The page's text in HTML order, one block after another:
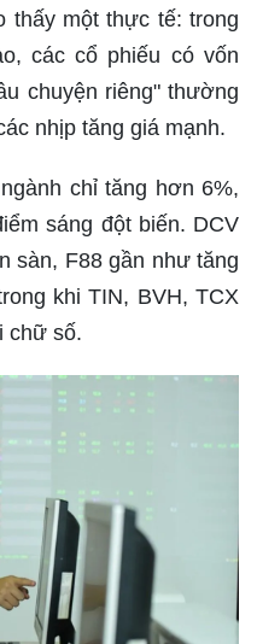
thấy một thực tế: trong
các cổ phiếu có vốn
chuyện riêng" thường
nhịp tăng giá mạnh.
chỉ tăng hơn 6%,
sáng đột biến. DCV
sàn, F88 gần như tăng
khi TIN, BVH, TCX
chữ số.